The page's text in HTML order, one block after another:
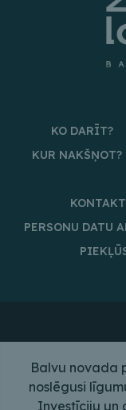
KO DARĪT?
KUR NAKŠŅOT?
PERSONU DATU
Balvu novada
noslēgusi
Investīciju un